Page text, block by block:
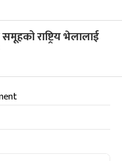
राष्ट्रिय भेलालाई